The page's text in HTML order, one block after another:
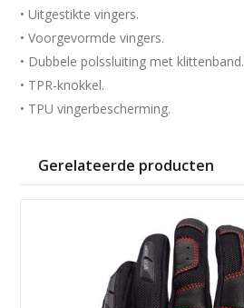
• Uitgestikte vingers.
• Voorgevormde vingers.
• Dubbele polssluiting met klittenband.
• TPR-knokkel.
• TPU vingerbescherming.
Gerelateerde producten